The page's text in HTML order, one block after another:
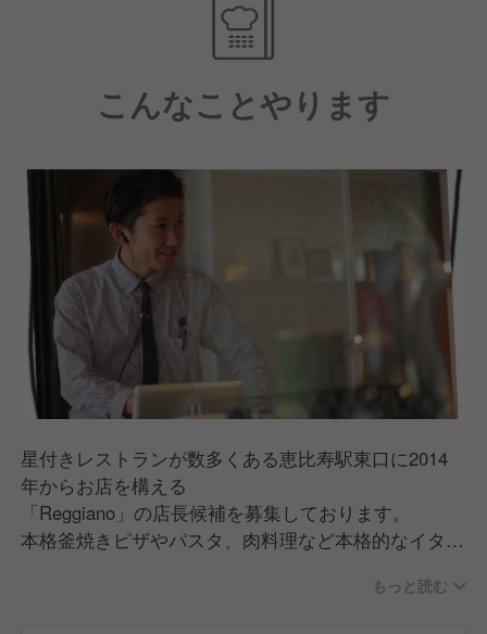
こんなことやります
星付きレストランが数多くある恵比寿駅東口に2014
年からお店を構える
「Reggiano」の店長候補を募集しております。
本格釜焼きピザやパスタ、肉料理など本格的なイタリ
なメニュー！とホスピタリティ溢れるお店です。
もっと読む